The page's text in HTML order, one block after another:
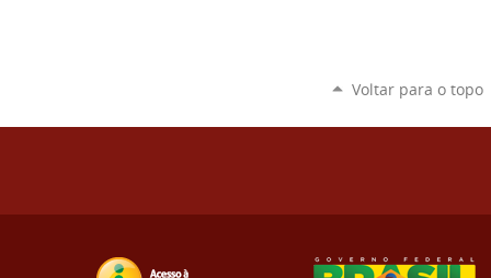
Voltar para o topo